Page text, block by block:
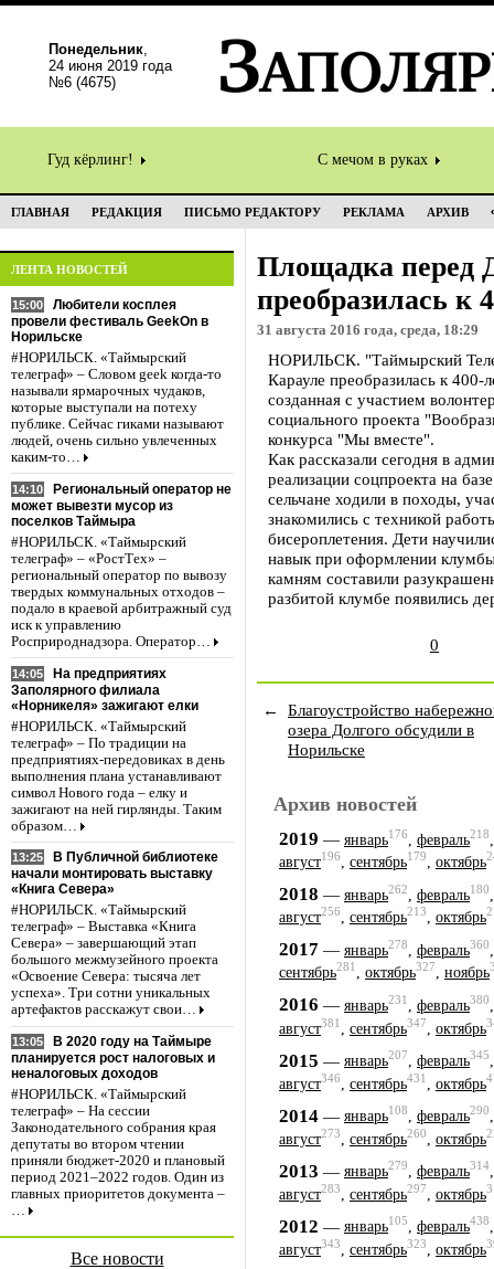
Понедельник,
24 июня 2019 года
№6 (4675)
Гуд кёрлинг! С мечом в руках
ГЛАВНАЯ РЕДАКЦИЯ ПИСЬМО РЕДАКТОРУ РЕКЛАМА АРХИВ
ЛЕНТА НОВОСТЕЙ
15:00
Любители косплея
провели фестиваль GeekOn в
Норильске
#НОРИЛЬСК. «Таймырский
телеграф» – Словом geek когда-то
называли ярмарочных чудаков,
которые выступали на потеху
публике. Сейчас гиками называют
людей, очень сильно увлеченных
каким-то…
14:10
Региональный оператор не
может вывезти мусор из
поселков Таймыра
#НОРИЛЬСК. «Таймырский
телеграф» – «РостТех» –
региональный оператор по вывозу
твердых коммунальных отходов –
подало в краевой арбитражный суд
иск к управлению
Росприроднадзора. Оператор…
14:05
На предприятиях
Заполярного филиала
«Норникеля» зажигают елки
#НОРИЛЬСК. «Таймырский
телеграф» – По традиции на
предприятиях-передовиках в день
выполнения плана устанавливают
символ Нового года – елку и
зажигают на ней гирлянды. Таким
образом…
13:25
В Публичной библиотеке
начали монтировать выставку
«Книга Севера»
#НОРИЛЬСК. «Таймырский
телеграф» – Выставка «Книга
Севера» – завершающий этап
большого межмузейного проекта
«Освоение Севера: тысяча лет
успеха». Три сотни уникальных
артефактов расскажут свои…
13:05
В 2020 году на Таймыре
планируется рост налоговых и
неналоговых доходов
#НОРИЛЬСК. «Таймырский
телеграф» – На сессии
Законодательного собрания края
депутаты во втором чтении
приняли бюджет-2020 и плановый
период 2021–2022 годов. Один из
главных приоритетов документа –
…
Все новости
Площадка перед
преобразилась к
31 августа 2016 года, среда, 18:29
НОРИЛЬСК. "Таймырский
Карауле преобразилась к
созданная с участием
социального проекта
конкурса "Мы вместе".
Как рассказали сегодня в
реализации соцпроекта на
сельчане ходили в походы,
знакомились с техникой
бисероплетения. Дети
навык при оформлении
камням составили
разбитой клумбе появились
0
←
Благоустройство
озера Долгого обсудили в
Норильске
Архив новостей
2019 — январь176 февраль218
август196, сентябрь179, октябрь
2018 — январь262 февраль180
август256, сентябрь213, октябрь
2017 — январь278 февраль360
сентябрь281, октябрь327, ноябрь
2016 — январь231 февраль380
август381 сентябрь347 октябрь
2015 — январь207, февраль345
август346 сентябрь431 октябрь
2014 — январь108, февраль290
август273 сентябрь260 октябрь
2013 — январь279, февраль314
август283 сентябрь297 октябрь
2012 — январь105, февраль438
август343, сентябрь323, октябрь